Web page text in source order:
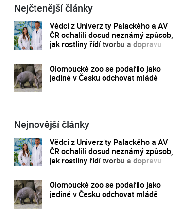
Nejčtenější články
Vědci z Univerzity Palackého a AV
ČR odhalili dosud neznámý způsob,
jak rostliny řídí tvorbu a dopravu
Olomoucké zoo se podařilo jako
jediné v Česku odchovat mládě
Nejnovější články
Vědci z Univerzity Palackého a AV
ČR odhalili dosud neznámý způsob,
jak rostliny řídí tvorbu a dopravu
Olomoucké zoo se podařilo jako
jediné v Česku odchovat mládě